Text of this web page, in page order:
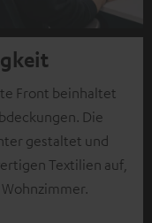
Front beinhaltet
Die
gestaltet und
Textilien auf,